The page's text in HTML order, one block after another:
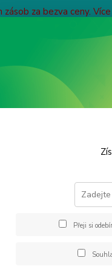
zásob za bezva ceny.
Obchodní
Oblíbené
Váš seznam
Pro trvalý přístup k
Přihlásit se
Žádné oblíbené produkty
Přeji si